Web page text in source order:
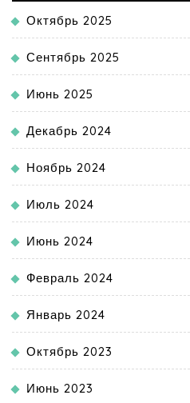
Октябрь 2025
Сентябрь 2025
Июнь 2025
Декабрь 2024
Ноябрь 2024
Июль 2024
Июнь 2024
Февраль 2024
Январь 2024
Октябрь 2023
Июнь 2023